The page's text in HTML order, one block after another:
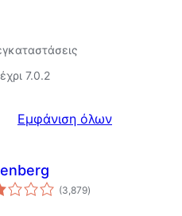
7.0.2
Εμφάνιση όλωνBeta
(3,879αξιολογήσεις
σύνολο
)